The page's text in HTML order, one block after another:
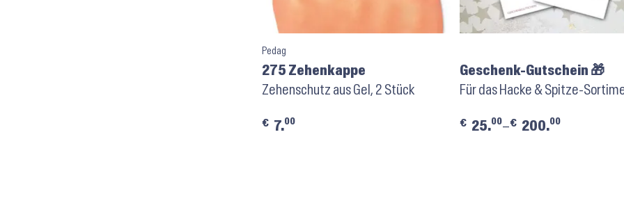
Pedag
275 Zehenkappe
Zehenschutz aus Gel, 2 Stück
€ 7.00
Geschenk-Gutschein 🎁
Für das Hacke & Spitze-
€ 25.00–€ 200.00